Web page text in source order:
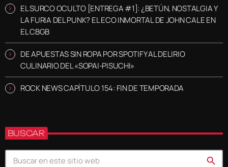
EL SURCO OCULTO [ENTREGA #1]: ¿BETÚN, NOSTALGIA Y
LA FURIA DEL PUNK? EL ECO INMORTAL DE JOHN CALE EN
EL CBGB
DE APUESTAS SIN ROPA POR SPOTIFY AL DELIRIO
CULINARIO DEL «SOPAI-PISUCHI»
ROCK NEWS CAPÍTULO 154: FIN DE TEMPORADA
BUSCAR
search